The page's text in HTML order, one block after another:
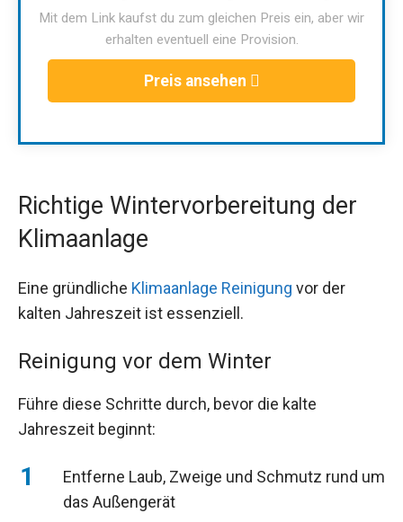
Mit dem Link kaufst du zum gleichen Preis ein, aber wir
erhalten eventuell eine Provision.
Preis ansehen
Richtige Wintervorbereitung der
Klimaanlage
Eine gründliche Klimaanlage Reinigung vor der
kalten Jahreszeit ist essenziell.
Reinigung vor dem Winter
Führe diese Schritte durch, bevor die kalte
Jahreszeit beginnt:
Entferne Laub, Zweige und Schmutz rund um
das Außengerät